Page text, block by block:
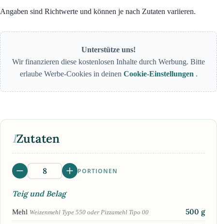
Angaben sind Richtwerte und können je nach Zutaten variieren.
Unterstütze uns!
Wir finanzieren diese kostenlosen Inhalte durch Werbung. Bitte
erlaube Werbe-Cookies in deinen Cookie-Einstellungen .
IZutaten
PORTIONEN
Teig und Belag
Mehl Weizenmehl Type 550 oder Pizzamehl Tipo 00 500 g